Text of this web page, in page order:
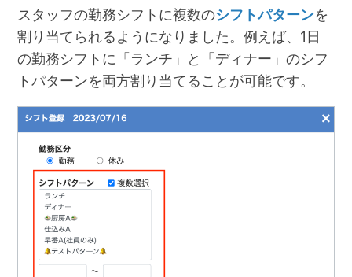
スタッフの勤務シフトに複数のシフトパターンを
割り当てられるようになりました。例えば、1日
の勤務シフトに「ランチ」と「ディナー」のシフ
トパターンを両方割り当てることが可能です。